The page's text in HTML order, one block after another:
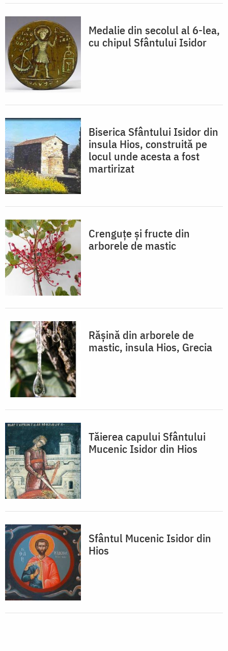
Medalie din secolul al 6-lea,
cu chipul Sfântului Isidor
Biserica Sfântului Isidor din
insula Hios, construită pe
locul unde acesta a fost
martirizat
Crenguțe și fructe din
arborele de mastic
Rășină din arborele de
mastic, insula Hios, Grecia
Tăierea capului Sfântului
Mucenic Isidor din Hios
Sfântul Mucenic Isidor din
Hios